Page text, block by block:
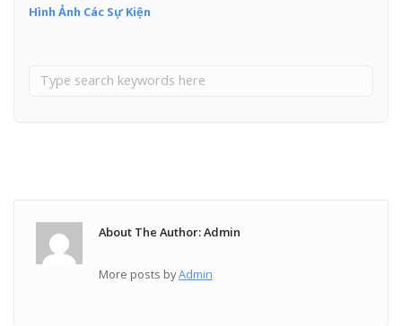
Hình Ảnh Các Sự Kiện
About The Author: Admin
More posts byAdmin